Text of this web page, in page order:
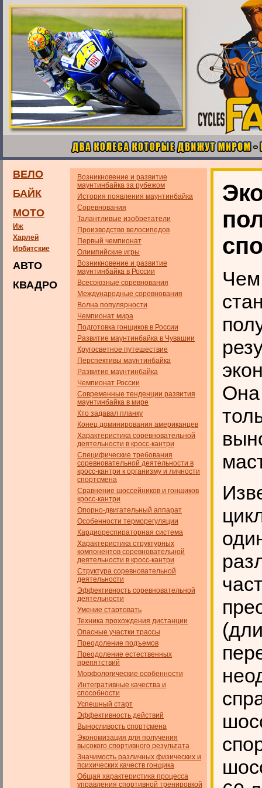
ВЕЛО
БАЙК
МОТО
Иж
Харлей
Ирбитские
АВТО
КВАДРО
Возникновение и развитие
маунтинбайка за рубежом
История появления маунтинбайка
Соревнования
Талантливые изобретатели
Производство велосипедов
Первый чемпионат
Олимпийские игры
Возникновение и развитие
маунтинбайка в России
Всесоюзные соревнования
Международные соревнования
Волна популярности
Чемпионат мира
Подготовка гонщиков в России
Развитие маунтинбайка в Чувашии
Кругосветное путешествие
Перспективы маунтинбайка
Развитие маунтинбайка
Чемпионат России
Современные тенденции развития
маунтинбайка в мире
Кто задавал планку
Конец доминирования американцев
Характеристика соревновательной
деятельности в кросс-кантри
Специфические требования
соревновательной деятельности в
кросс-кантри к организму и личности
спортсмена
Сравнение шоссейников и гонщиков
кросс-кантри
Опорно-двигательный аппарат
Особенности терморегуляции
Кардиореспираторная система
Характеристика структурных
компонентов соревновательной
деятельности в кросс-кантри
Структура соревновательной
деятельности
Эффективность соревновательной
деятельности
Умение стартовать
Техника прохождения дистанции
Опасные участки трассы
Преодоление подъемов
Преодоление естественных
препятствий
Морфологические особенности
Интегративные качества и
способности
Успешный старт
Эффективность действий
Выносливость спортсмена
Экономизация для получения
высокого спортивного результата
Значимость различных физических и
психических качеств гон­щика
Общая характеристика процесса
управления спортивной тренировкой
Чем
Она